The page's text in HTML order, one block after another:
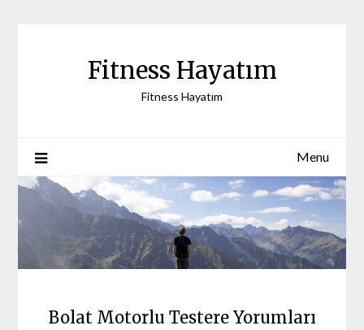
Fitness Hayatım
Fitness Hayatım
Menu
Bolat Motorlu Testere Yorumları